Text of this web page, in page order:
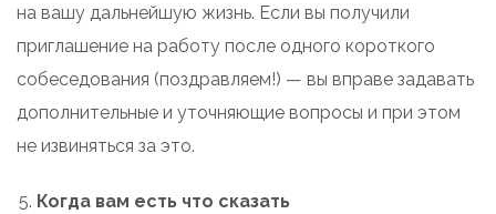
на вашу дальнейшую жизнь. Если вы получили
приглашение на работу после одного короткого
собеседования (поздравляем!) — вы вправе задавать
дополнительные и уточняющие вопросы и при этом
не извиняться за это.
Когда вам есть что сказать